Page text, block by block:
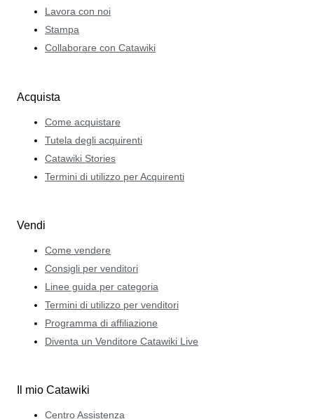
Lavora con noi
Stampa
Collaborare con Catawiki
Acquista
Come acquistare
Tutela degli acquirenti
Catawiki Stories
Termini di utilizzo per Acquirenti
Vendi
Come vendere
Consigli per venditori
Linee guida per categoria
Termini di utilizzo per venditori
Programma di affiliazione
Diventa un Venditore Catawiki Live
Il mio Catawiki
Centro Assistenza